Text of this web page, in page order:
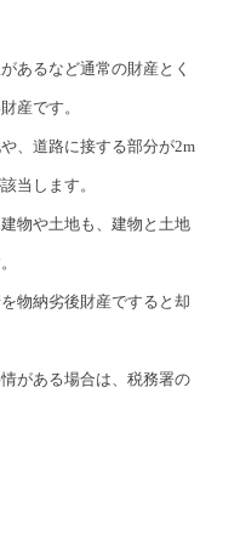
あるなど通常の財産とく
産です。
、道路に接する部分が2m
当します。
物や土地も、建物と土地
物納劣後財産ですると却
がある場合は、税務署の